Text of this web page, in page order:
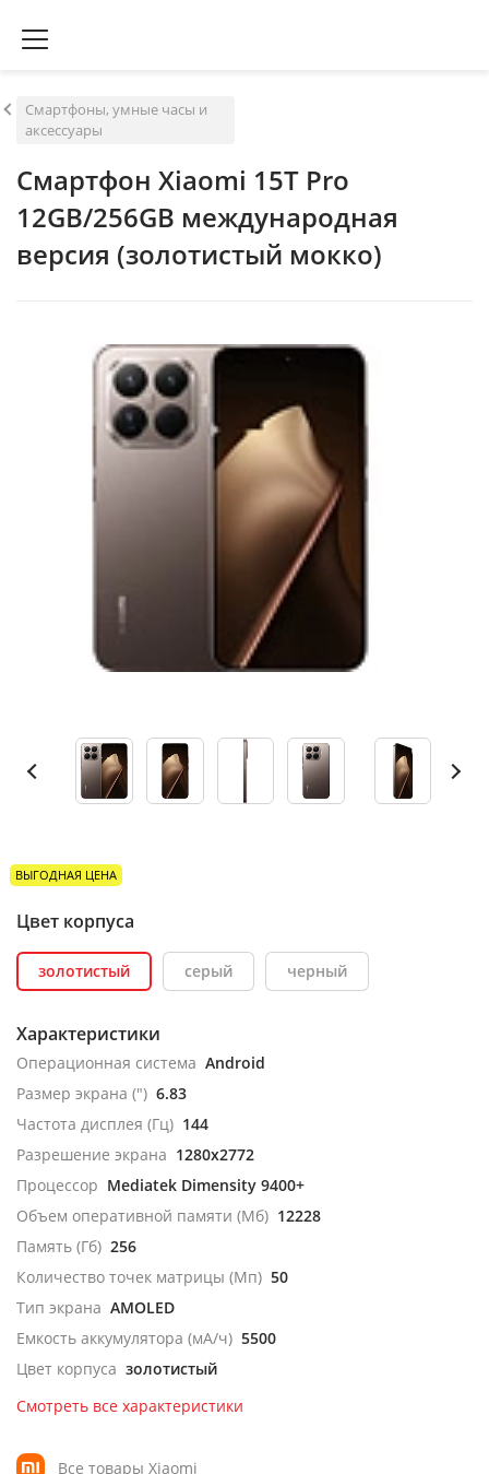
Смартфоны, умные часы и
аксессуары
Смартфон Xiaomi 15T Pro
12GB/256GB международная
версия (золотистый мокко)
ВЫГОДНАЯ ЦЕНА
Цвет корпуса
золотистый серый черный
Характеристики
Операционная система Android
Размер экрана (") 6.83
Частота дисплея (Гц) 144
Разрешение экрана 1280x2772
Процессор Mediatek Dimensity 9400+
Объем оперативной памяти (Мб) 12228
Память (Гб) 256
Количество точек матрицы (Мп) 50
Тип экрана AMOLED
Емкость аккумулятора (мА/ч) 5500
Цвет корпуса золотистый
Смотреть все характеристики
Все товары Xiaomi